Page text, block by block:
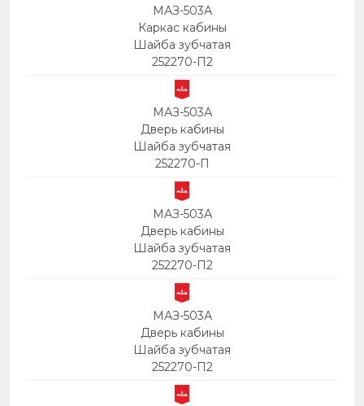
МАЗ-503А
Каркас кабины
Шайба зубчатая
252270-П2
МАЗ-503А
Дверь кабины
Шайба зубчатая
252270-П
МАЗ-503А
Дверь кабины
Шайба зубчатая
252270-П2
МАЗ-503А
Дверь кабины
Шайба зубчатая
252270-П2